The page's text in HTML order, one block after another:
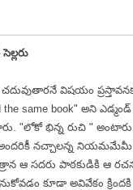
సెల్లరు
విషయం
the same book" అని
"లోకో భిన్న రుచి " అంటారు
నచ్చాలన్న నియమమేమీ
ఆ సదరు పాఠకుడికి ఆ
కూడా అవివేకం